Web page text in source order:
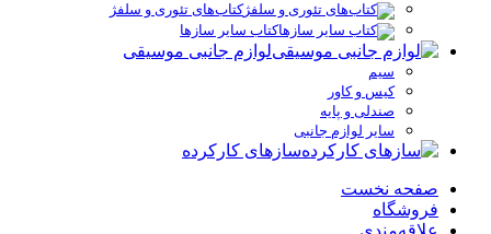
کتاب‌های تئوری و سلفژ
کتاب سایر سازها
لوازم جانبی موسیقی
سیم
کیس و کاور
صندلی و پایه
سایر لوازم جانبی
سازهای کارکرده
صفحه نخست
فروشگاه